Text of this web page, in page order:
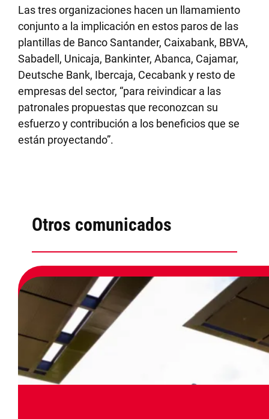
Las tres organizaciones hacen un llamamiento
conjunto a la implicación en estos paros de las
plantillas de Banco Santander, Caixabank, BBVA,
Sabadell, Unicaja, Bankinter, Abanca, Cajamar,
Deutsche Bank, Ibercaja, Cecabank y resto de
empresas del sector, “para reivindicar a las
patronales propuestas que reconozcan su
esfuerzo y contribución a los beneficios que se
están proyectando”.
Otros comunicados